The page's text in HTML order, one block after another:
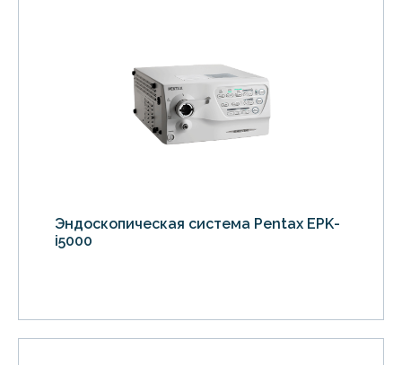
Эндоскопическая система Pentax EPK-
i5000